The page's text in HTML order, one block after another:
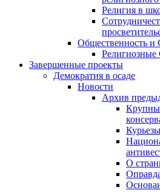
Религия в
Общественность
Завершенные проекты
Демократия в осаде
Новости
Архив
Курьезы
О